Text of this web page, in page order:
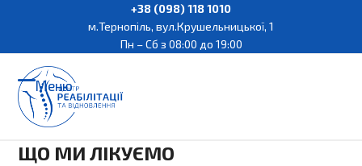
+38 (098) 118 1010
м.Тернопіль, вул.Крушельницької, 1
Пн – Сб з 08:00 до 19:00
Меню
Open
mobile
menu
Close
mobile
menu
ЩО МИ ЛІКУЄМО